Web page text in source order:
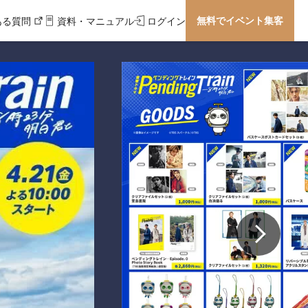
質問 資料・マニュアル ログイン 無料でイベント集客